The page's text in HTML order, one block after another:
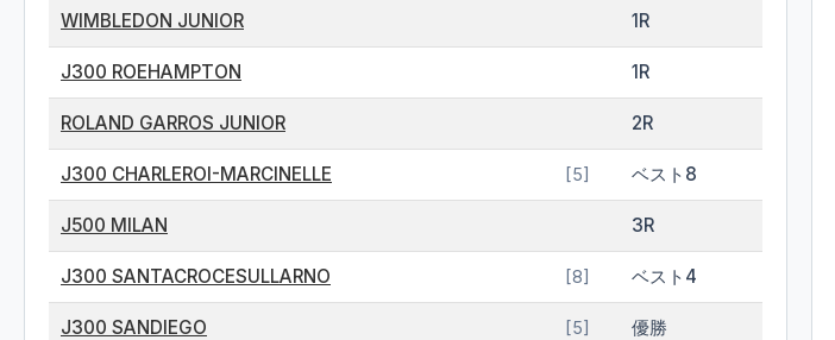
WIMBLEDON JUNIOR 1R
J300 ROEHAMPTON 1R
ROLAND GARROS JUNIOR 2R
J300 CHARLEROI-MARCINELLE [5] ベスト8
J500 MILAN 3R
J300 SANTACROCESULLARNO [8] ベスト4
J300 SANDIEGO [5] 優勝